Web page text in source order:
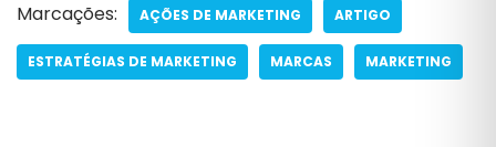
Marcações: AÇÕES DE MARKETING ARTIGO
ESTRATÉGIAS DE MARKETING MARCAS MARKETING